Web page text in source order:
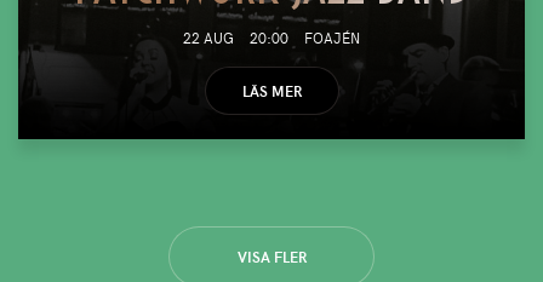
22 AUG 20:00 FOAJÉN
LÄS MER
VISA FLER